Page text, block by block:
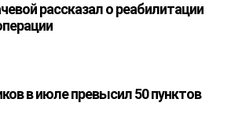
рассказал о реабилитации
в июле превысил 50 пунктов